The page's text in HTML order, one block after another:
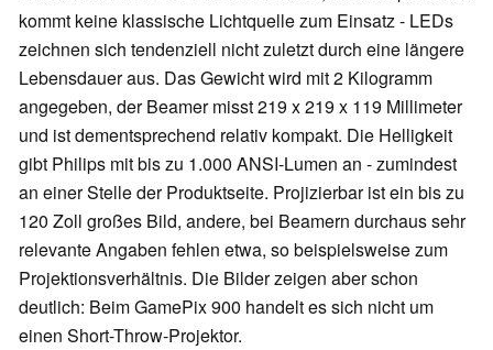
kommt keine klassische Lichtquelle zum Einsatz - LEDs
zeichnen sich tendenziell nicht zuletzt durch eine längere
Lebensdauer aus. Das Gewicht wird mit 2 Kilogramm
angegeben, der Beamer misst 219 x 219 x 119 Millimeter
und ist dementsprechend relativ kompakt. Die Helligkeit
gibt Philips mit bis zu 1.000 ANSI-Lumen an - zumindest
an einer Stelle der Produktseite. Projizierbar ist ein bis zu
120 Zoll großes Bild, andere, bei Beamern durchaus sehr
relevante Angaben fehlen etwa, so beispielsweise zum
Projektionsverhältnis. Die Bilder zeigen aber schon
deutlich: Beim GamePix 900 handelt es sich nicht um
einen Short-Throw-Projektor.